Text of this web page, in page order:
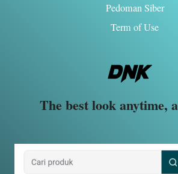
Pedoman Siber
Term of Use
The best look anytime,